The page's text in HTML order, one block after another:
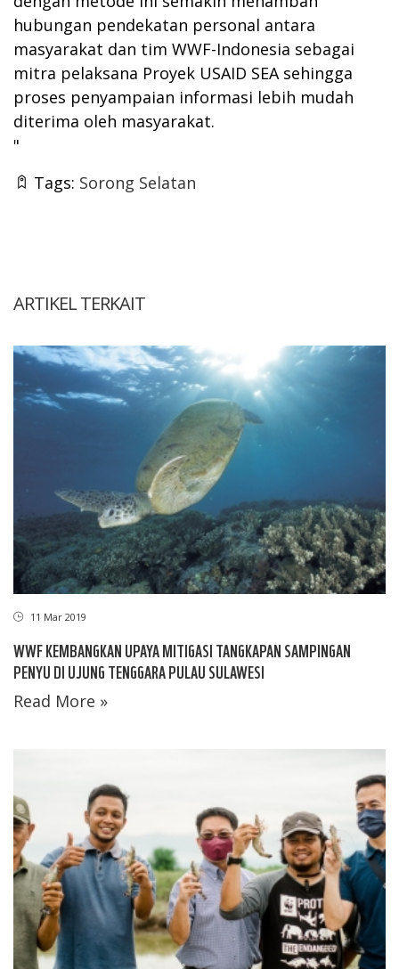
hubungan pendekatan personal antara
masyarakat dan tim WWF-Indonesia sebagai
mitra pelaksana Proyek USAID SEA sehingga
proses penyampaian informasi lebih mudah
diterima oleh masyarakat.
"
Tags: Sorong Selatan
ARTIKEL TERKAIT
11 Mar 2019
WWF KEMBANGKAN UPAYA MITIGASI TANGKAPAN SAMPINGAN
PENYU DI UJUNG TENGGARA PULAU SULAWESI
Read More »